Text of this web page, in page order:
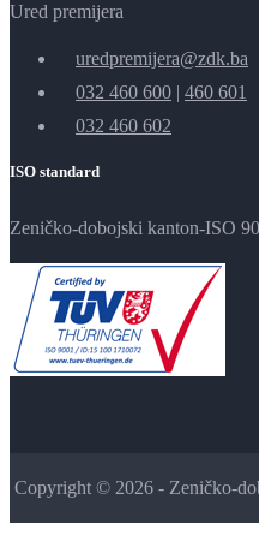
Ured premijera
uredpremijera@zdk.ba
032 460 600 | 460 601
032 460 602
ISO standard
Zeničko-dobojski kanton-ISO
Copyright © 2026 - Zeničko-